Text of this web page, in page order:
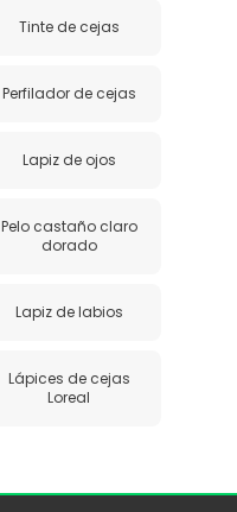
Tinte de cejas
Perfilador de cejas
Lapiz de ojos
Pelo castaño claro
dorado
Lapiz de labios
Lápices de cejas
Loreal